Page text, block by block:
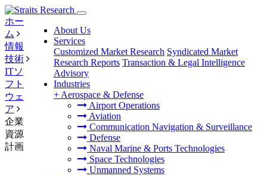
About Us
Services
Customized Market Research Syndicated Market
Research Reports Transaction & Legal Intelligence
Advisory
Industries
+ Aerospace & Defense
Airport Operations
Aviation
Communication Navigation & Surveillance
Defense
Naval Marine & Ports Technologies
Space Technologies
Unmanned Systems
ホー
ム
情報
技術
ITソ
フト
ウェ
ア
企業
資源
計画